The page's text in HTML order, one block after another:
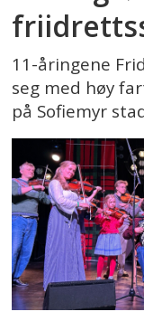
11-åringene
seg med høy
på Sofiemyr